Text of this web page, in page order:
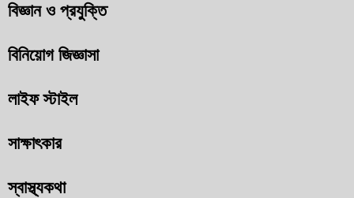
বিজ্ঞান ও প্রযুক্তি
বিনিয়োগ জিজ্ঞাসা
লাইফ স্টাইল
সাক্ষাৎকার
স্বাস্থ্যকথা